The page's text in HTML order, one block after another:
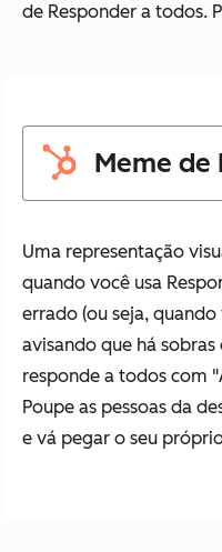
de Responder a todos.
Meme de
Uma representação
quando você usa
errado (ou seja,
avisando que há
responde a todos com "
Poupe as pessoas da
e vá pegar o seu